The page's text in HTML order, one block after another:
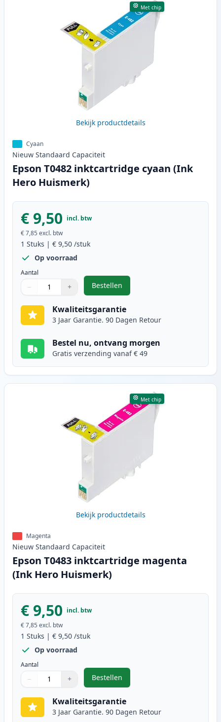
Met chip
Bekijk productdetails
Cyaan
Nieuw Standaard Capaciteit
Epson T0482 inktcartridge cyaan (Ink
Hero Huismerk)
€ 9,50 incl. btw
€ 7,85 excl. btw
1 Stuks | € 9,50 /stuk
Op voorraad
Aantal
Gebruik de knoppen om aan te passen
− +
1
Bestellen
,Epson T0482 inktcartridge
Kwaliteitsgarantie
3 Jaar Garantie. 90 Dagen Retour
Bestel nu, ontvang morgen
Gratis verzending vanaf € 49
Met chip
Bekijk productdetails
Magenta
Nieuw Standaard Capaciteit
Epson T0483 inktcartridge magenta
(Ink Hero Huismerk)
€ 9,50 incl. btw
€ 7,85 excl. btw
1 Stuks | € 9,50 /stuk
Op voorraad
Aantal
Gebruik de knoppen om aan te passen
− +
1
Bestellen
,Epson T0483 inktcartridge
Kwaliteitsgarantie
3 Jaar Garantie. 90 Dagen Retour